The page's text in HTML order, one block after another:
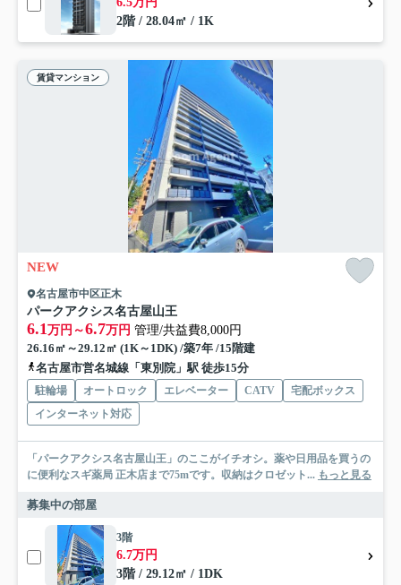
2階 / 28.04㎡ / 1K
賃貸マンション
NEW
名古屋市中区正木
パークアクシス名古屋山王
6.1万円～6.7万円 管理/共益費8,000円
26.16㎡～29.12㎡ (1K～1DK) /築7年 /15階建
名古屋市営名城線「東別院」駅 徒歩15分
駐輪場 オートロック エレベーター CATV
宅配ボックス
インターネット対応
「パークアクシス名古屋山王」のここがイチオシ。薬や日用品を買うの
に便利なスギ薬局 正木店まで75mです。収納はクロゼット... もっと見る
募集中の部屋
3階
6.7万円
3階 / 29.12㎡ / 1DK